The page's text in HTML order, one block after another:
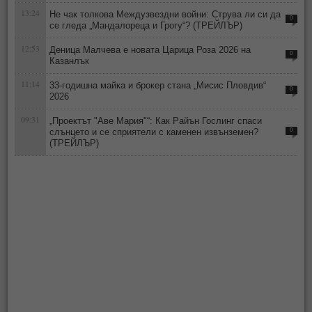
13:24
Не чак толкова Междузвездни войни: Струва ли си да
се гледа „Мандалореца и Грогу“? (ТРЕЙЛЪР)
0
12:53
Деница Малчева е новата Царица Роза 2026 на
Казанлък
0
11:14
33-годишна майка и брокер стана „Мисис Пловдив“
2026
0
09:31
„Проектът "Аве Мария"“: Как Райън Гослинг спаси
слънцето и се сприятели с каменен извънземен?
(ТРЕЙЛЪР)
0